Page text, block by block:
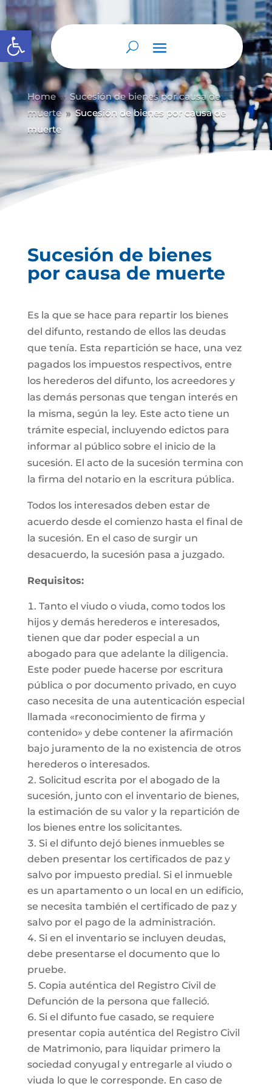
Abrir barra de herramientas
Home 9 Sucesión de bienes por causa de
muerte 9 Sucesión de bienes por causa de
muerte
Sucesión de bienes
por causa de muerte
Es la que se hace para repartir los bienes
del difunto, restando de ellos las deudas
que tenía. Esta repartición se hace, una vez
pagados los impuestos respectivos, entre
los herederos del difunto, los acreedores y
las demás personas que tengan interés en
la misma, según la ley. Este acto tiene un
trámite especial, incluyendo edictos para
informar al público sobre el inicio de la
sucesión. El acto de la sucesión termina con
la firma del notario en la escritura pública.
Todos los interesados deben estar de
acuerdo desde el comienzo hasta el final de
la sucesión. En el caso de surgir un
desacuerdo, la sucesión pasa a juzgado.
Requisitos:
Tanto el viudo o viuda, como todos los
hijos y demás herederos e interesados,
tienen que dar poder especial a un
abogado para que adelante la diligencia.
Este poder puede hacerse por escritura
pública o por documento privado, en cuyo
caso necesita de una autenticación especial
llamada «reconocimiento de firma y
contenido» y debe contener la afirmación
bajo juramento de la no existencia de otros
herederos o interesados.
Solicitud escrita por el abogado de la
sucesión, junto con el inventario de bienes,
la estimación de su valor y la repartición de
los bienes entre los solicitantes.
Si el difunto dejó bienes inmuebles se
deben presentar los certificados de paz y
salvo por impuesto predial. Si el inmueble
es un apartamento o un local en un edificio,
se necesita también el certificado de paz y
salvo por el pago de la administración.
Si en el inventario se incluyen deudas,
debe presentarse el documento que lo
pruebe.
Copia auténtica del Registro Civil de
Defunción de la persona que falleció.
Si el difunto fue casado, se requiere
presentar copia auténtica del Registro Civil
de Matrimonio, para liquidar primero la
sociedad conyugal y entregarle al viudo o
viuda lo que le corresponde. En caso de